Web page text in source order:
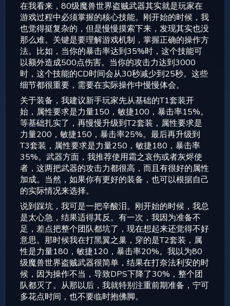
在我看来，80级魔兽世界盗贼武器其实就是玩家在
游戏过程中必须掌握的核心技能。刚开始的时候，我
也觉得挺复杂的，但是慢慢摸索下来，发现其实也没
那么难。关键是要理解游戏机制，掌握正确的操作方
法。比如，当你的暴击率达到35%时，这个技能可
以额外造成500点伤害。当你的攻击力达到3000
时，这个技能的CD时间会从30秒减少到25秒。这些
细节都很重要，需要在实际操作中慢慢体会。
关于装备，我建议新手玩家先从基础的T1套装开
始，属性要求是力量150，敏捷100，暴击率15%。
等基础扎实了，再慢慢升级到T2套装，属性要求是
力量200，敏捷150，暴击率25%。最后再升级到
T3套装，属性要求是力量250，敏捷180，暴击率
35%。武器方面，我推荐使用霜之哀伤或者灰烬使
者，这两把武器的攻击力都很高，而且有很好的属性
加成。当然，如果你有更好的装备，也可以根据自己
的实际情况来选择。
说到踩坑，我可是一把辛酸泪。刚开始的时候，我总
是太心急，结果适得其反。有一次，我因为准备不
足，差点把整个团队都坑了，现在想起来还觉得不好
意思。那时候我在打黑翼之巢，穿的是T2套装，属
性是力量180，敏捷120，暴击率20%。我以为80
级魔兽世界盗贼武器很简单，结果在打奈法利安的时
候，因为操作不当，导致DPS下降了30%，整个团
队都灭了。从那以后，我就特别注重前期准备，宁可
多花点时间，也不要临时抱佛脚。